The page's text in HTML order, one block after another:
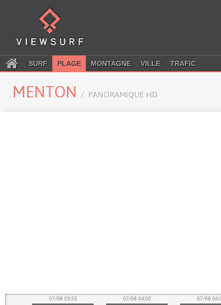
SURF PLAGE MONTAGNE VILLE TRAFIC
MENTON PANORAMIQUE HD
07/08 03:55 07/08 04:00 07/08